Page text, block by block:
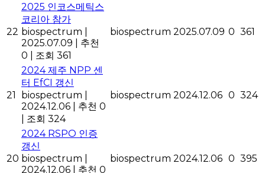
22
2025 인코스메틱스
코리아 참가
biospectrum
2025.07.09
추천
0
조회 361
biospectrum 2025.07.09 0 361
21
2024 제주 NPP 센
터 EfCI 갱신
biospectrum
2024.12.06
추천 0
조회 324
biospectrum 2024.12.06 0 324
20
2024 RSPO 인증
갱신
biospectrum
2024.12.06
추천 0
biospectrum 2024.12.06 0 395